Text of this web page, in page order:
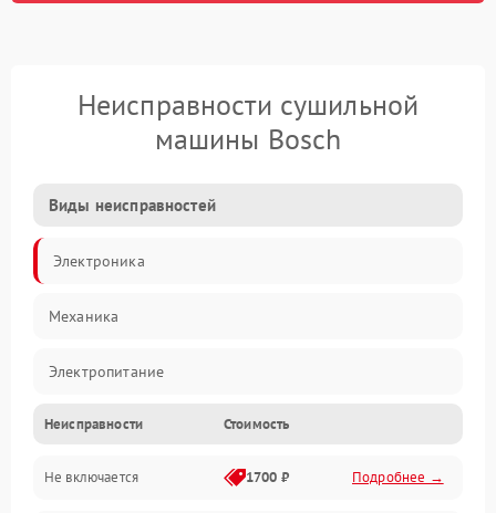
Неисправности сушильной
машины Bosch
Виды неисправностей
Электроника
Механика
Электропитание
Нагрев
Механические повреждения
Неисправности Стоимость
Не включается 1700 ₽ Подробнее →